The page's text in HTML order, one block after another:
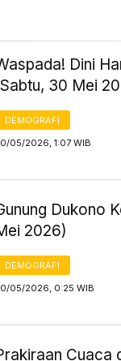
Dini
30 Mei
DEMOGRAFI
05/2026, 1:07 WIB
Dukono
2026)
DEMOGRAFI
05/2026, 0:25 WIB
Cuaca